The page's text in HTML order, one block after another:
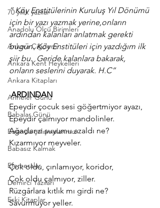
70 yıllık yazılar
Anadolu Ölçü Birimleri
Ankara Çiğdemi
Ankara Kent Heykelleri
Ankara Kitapları
Anneler Günü
Babalar Günü
Basında çalışmalarımız
Babasız Kalmak
Efemeralar
Demirci Yazıları
Eski Kitaplar
” Köy Enstitülerinin Kuruluş Yıl Dönümü
için bir yazı yazmak yerine,onların
ardından kalanları anlatmak gerekti
bugün. Köy Enstitüleri için yazdığım ilk
şiir bu.  Geride kalanlara bakarak,
onların seslerini duyarak. H.C”
ARDINDAN
Epeydir çocuk sesi göğertmiyor ayazı,
Epeydir çalmıyor mandolinler.
Ağaçların suyumu azaldı ne?
Kızarmıyor meyveler.
Çok oldu, çınlamıyor, koridor,
Çok oldu çalmıyor, ziller.
Rüzgârlara kıtlık mı girdi ne?
Savurmuyor yeller.